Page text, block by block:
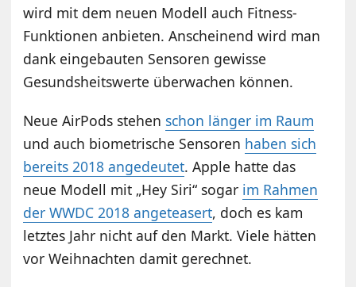
wird mit dem neuen Modell auch Fitness-
Funktionen anbieten. Anscheinend wird man
dank eingebauten Sensoren gewisse
Gesundsheitswerte überwachen können.
Neue AirPods stehen schon länger im Raum
und auch biometrische Sensoren haben sich
bereits 2018 angedeutet. Apple hatte das
neue Modell mit „Hey Siri“ sogar im Rahmen
der WWDC 2018 angeteasert, doch es kam
letztes Jahr nicht auf den Markt. Viele hätten
vor Weihnachten damit gerechnet.